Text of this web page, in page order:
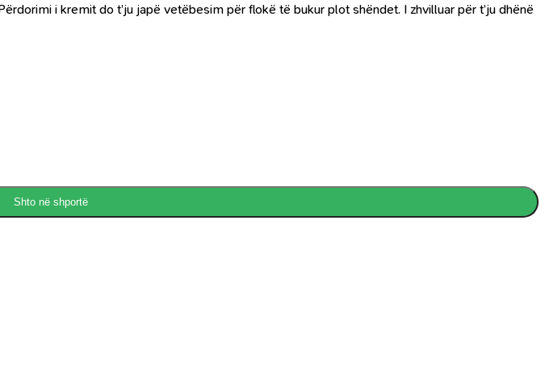
i kremit do t’ju japë vetëbesim për flokë të bukur plot shëndet. I zhvilluar për t’ju dhënë
Shto në shportë